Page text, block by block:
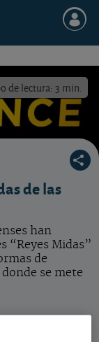
de lectura: 3 min.
dura contra los
de las
han
“Reyes Midas”
de
se mete